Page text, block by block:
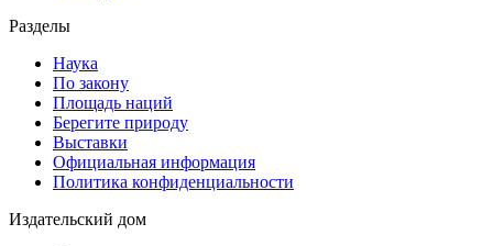
Разделы
Наука
По закону
Площадь наций
Берегите природу
Выставки
Официальная информация
Политика конфиденциальности
Издательский дом